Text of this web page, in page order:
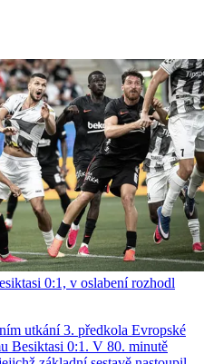
0:1, v oslabení rozhodl
utkání 3. předkola Evropské
Besiktasi 0:1. V 80. minutě